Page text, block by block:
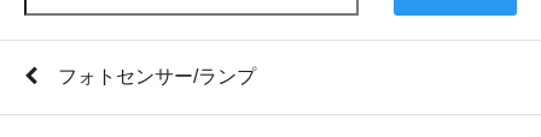
フォトセンサー/ランプ